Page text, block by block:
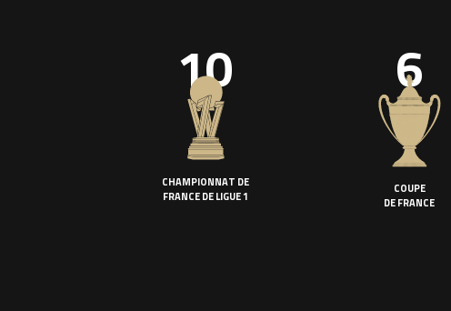
10
CHAMPIONNAT DE
FRANCE DE LIGUE 1
6
COUPE
DE FRANCE